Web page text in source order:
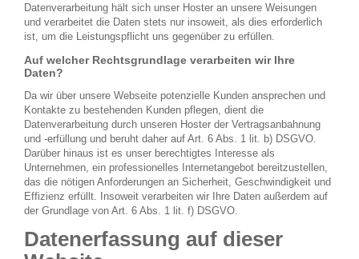
Datenverarbeitung hält sich unser Hoster an unsere Weisungen
und verarbeitet die Daten stets nur insoweit, als dies erforderlich
ist, um die Leistungspflicht uns gegenüber zu erfüllen.
Auf welcher Rechtsgrundlage verarbeiten wir Ihre
Daten?
Da wir über unsere Webseite potenzielle Kunden ansprechen und
Kontakte zu bestehenden Kunden pflegen, dient die
Datenverarbeitung durch unseren Hoster der Vertragsanbahnung
und -erfüllung und beruht daher auf Art. 6 Abs. 1 lit. b) DSGVO.
Darüber hinaus ist es unser berechtigtes Interesse als
Unternehmen, ein professionelles Internetangebot bereitzustellen,
das die nötigen Anforderungen an Sicherheit, Geschwindigkeit und
Effizienz erfüllt. Insoweit verarbeiten wir Ihre Daten außerdem auf
der Grundlage von Art. 6 Abs. 1 lit. f) DSGVO.
Datenerfassung auf dieser